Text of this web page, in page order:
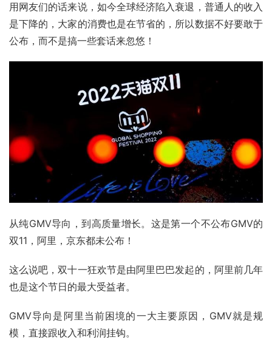
用网友们的话来说，如今全球经济陷入衰退，普通人的收入
是下降的，大家的消费也是在节省的，所以数据不好要敢于
公布，而不是搞一些套话来忽悠！
从纯GMV导向，到高质量增长。这是第一个不公布GMV的
双11，阿里，京东都未公布！
这么说吧，双十一狂欢节是由阿里巴巴发起的，阿里前几年
也是这个节日的最大受益者。
GMV导向是阿里当前困境的一大主要原因，GMV就是规
模，直接跟收入和利润挂钩。